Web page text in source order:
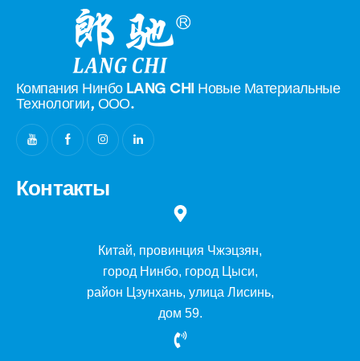
Компания Нинбо LANG CHI Новые Материальные
Технологии, ООО.
Контакты
Китай, провинция Чжэцзян,
город Нинбо, город Цыси,
район Цзунхань, улица Лисинь,
дом 59.